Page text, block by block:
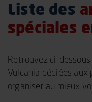
Liste des
spéciales
Retrouvez ci-
Vulcania dédiées
organiser au mieux